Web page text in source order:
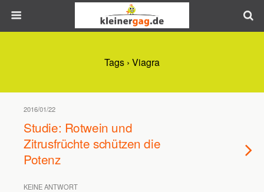
Tags › Viagra
2016/01/22
Studie: Rotwein und
Zitrusfrüchte schützen die
Potenz
KEINE ANTWORT